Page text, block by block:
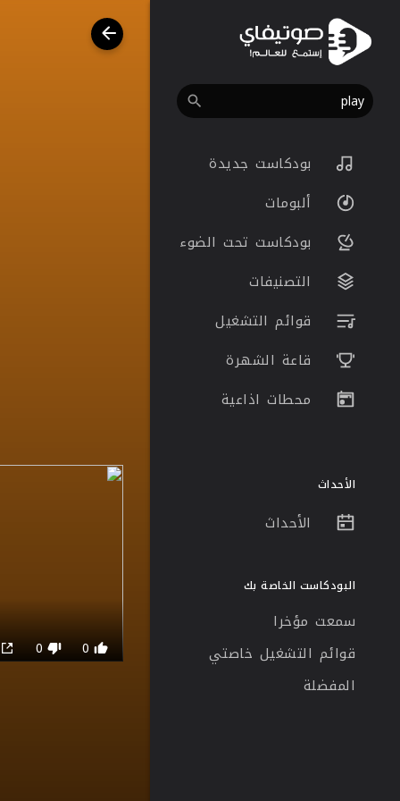
بودكاست جديدة
ألبومات
بودكاست تحت الضوء
التصنيفات
قوائم التشغيل
قاعة الشهرة
محطات اذاعية
الأحداث
الأحداث
البودكاست الخاصة بك
سمعت مؤخرا
قوائم التشغيل خاصتي
المفضلة
0
0